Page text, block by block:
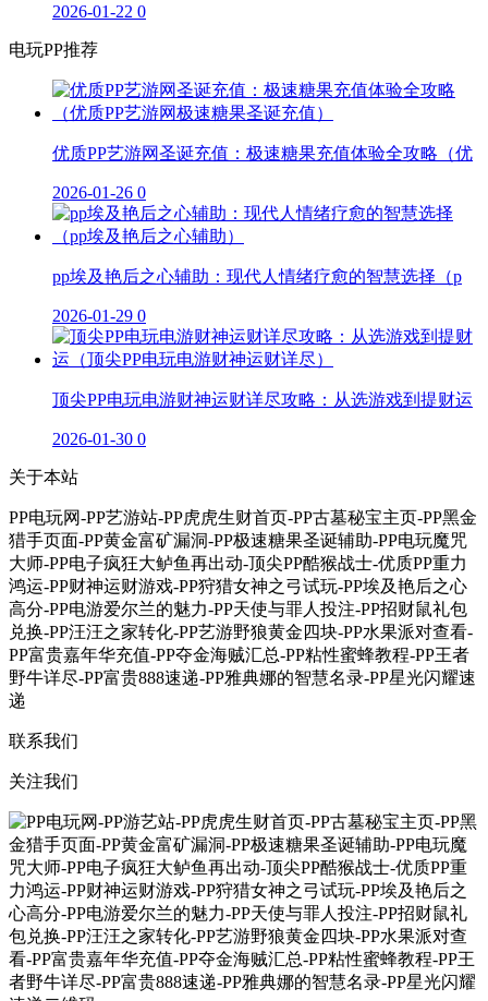
2026-01-22 0
电玩PP推荐
优质PP艺游网圣诞充值：极速糖果充值体验全攻略（优
2026-01-26 0
pp埃及艳后之心辅助：现代人情绪疗愈的智慧选择（p
2026-01-29 0
顶尖PP电玩电游财神运财详尽攻略：从选游戏到提财运
2026-01-30 0
关于本站
PP电玩网-PP艺游站-PP虎虎生财首页-PP古墓秘宝主页-PP黑金
猎手页面-PP黄金富矿漏洞-PP极速糖果圣诞辅助-PP电玩魔咒
大师-PP电子疯狂大鲈鱼再出动-顶尖PP酷猴战士-优质PP重力
鸿运-PP财神运财游戏-PP狩猎女神之弓试玩-PP埃及艳后之心
高分-PP电游爱尔兰的魅力-PP天使与罪人投注-PP招财鼠礼包
兑换-PP汪汪之家转化-PP艺游野狼黄金四块-PP水果派对查看-
PP富贵嘉年华充值-PP夺金海贼汇总-PP粘性蜜蜂教程-PP王者
野牛详尽-PP富贵888速递-PP雅典娜的智慧名录-PP星光闪耀速
递
联系我们
关注我们